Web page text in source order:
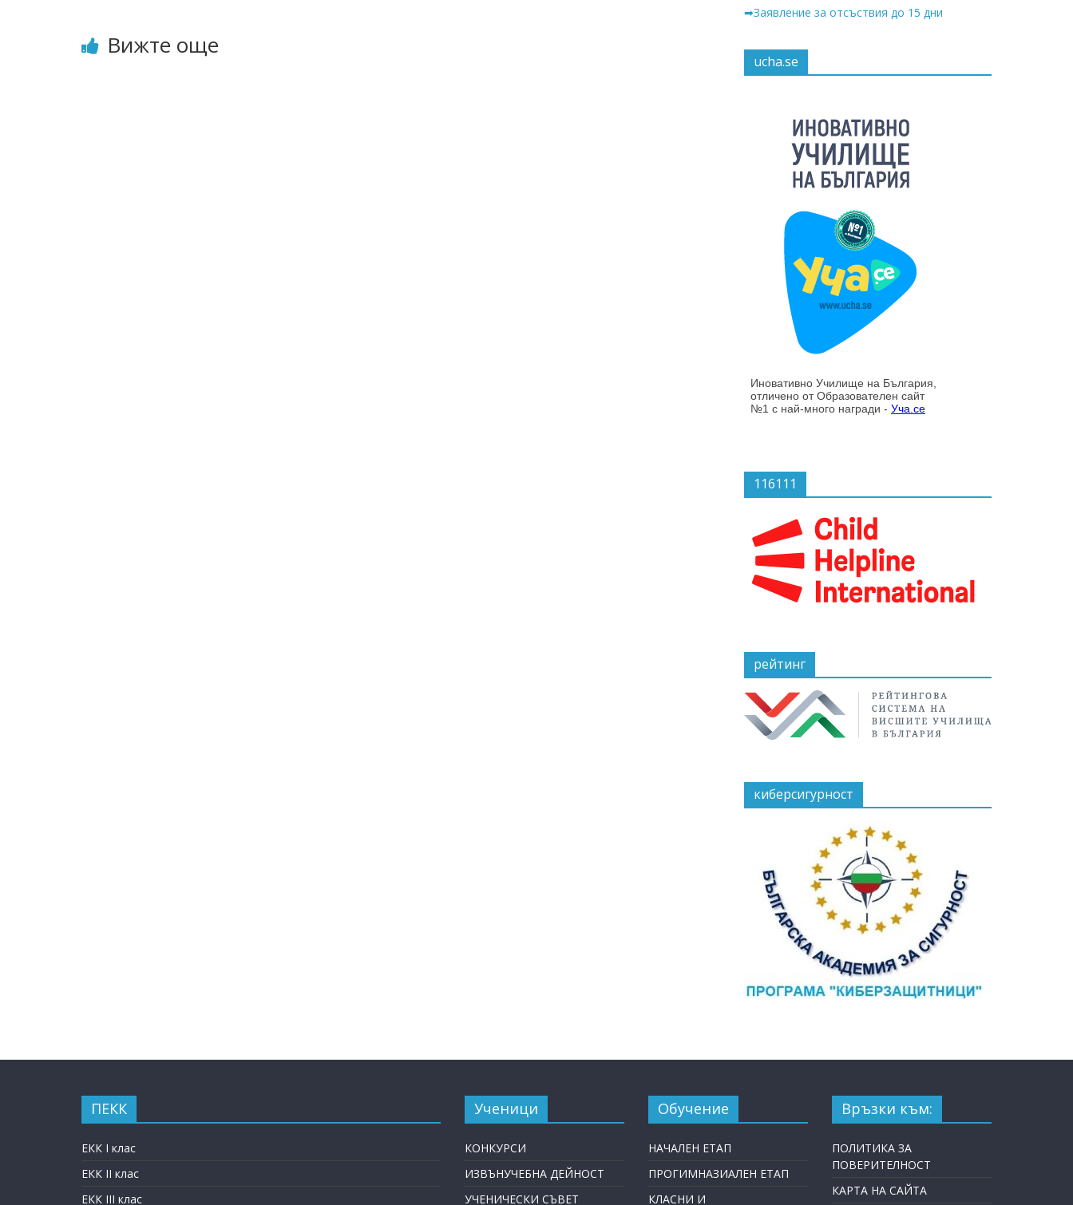
Вижте още
➡Заявление за отсъствия до 15 дни
ucha.se
116111
рейтинг
киберсигурност
ПЕКК
ЕКК I клас
ЕКК II клас
ЕКК III клас
Ученици
КОНКУРСИ
ИЗВЪНУЧЕБНА ДЕЙНОСТ
УЧЕНИЧЕСКИ СЪВЕТ
Обучение
НАЧАЛЕН ЕТАП
ПРОГИМНАЗИАЛЕН ЕТАП
КЛАСНИ И
Връзки към:
ПОЛИТИКА ЗА
ПОВЕРИТЕЛНОСТ
КАРТА НА САЙТА